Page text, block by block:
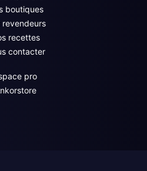
boutiques
revendeurs
recettes
contacter
pro